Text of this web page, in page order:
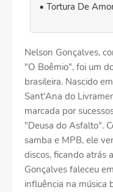
Tortura De
Nelson Gonçalves,
"O Boêmio", foi um
brasileira. Nascido
Sant'Ana do
marcada por
"Deusa do Asfalto".
samba e MPB, ele
discos, ficando atrás
Gonçalves faleceu
influência na música